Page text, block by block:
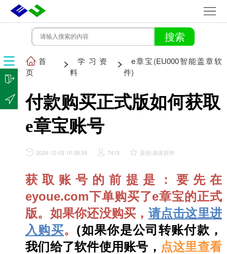
有
软
件
学
习
资
关
首
页
>
学习资
料
>
e章宝(EU000智能盖章软
件)
付款购买正式版如何获取
e章宝账号
2024-12-03 10:38:34 7415 原创:易友软件
获取账号的前提是：要先在
eyoue.com下单购买了e章宝的正式
版。如果你还没购买， 请点击这里进
入购买。 (如果你是公司转账付款，
我们给了软件使用账号， 点这里查看